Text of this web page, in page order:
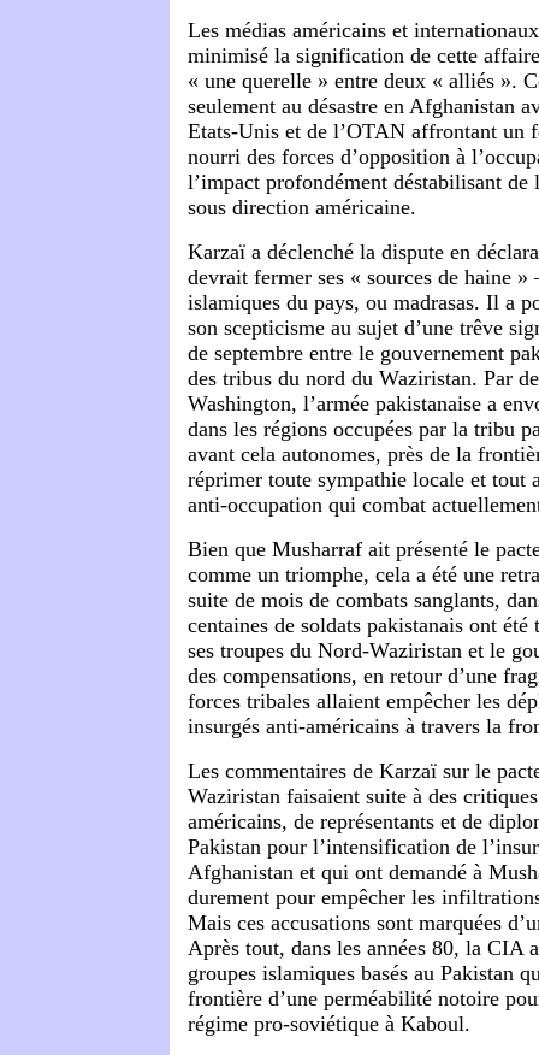
Les médias américains et
minimisé la signification de cette
« une querelle » entre deux « alliés ».
seulement au désastre en Afghanistan
Etats-Unis et de l’OTAN affrontant un
nourri des forces d’opposition à
l’impact profondément déstabilisant de
sous direction américaine.
Karzaï a déclenché la dispute en
devrait fermer ses « sources de haine »
islamiques du pays, ou madrasas. Il a
son scepticisme au sujet d’une trêve
de septembre entre le gouvernement
des tribus du nord du Waziristan. Par
Washington, l’armée pakistanaise a
dans les régions occupées par la tribu
avant cela autonomes, près de la
réprimer toute sympathie locale et tout
anti-occupation qui combat
Bien que Musharraf ait présenté le
comme un triomphe, cela a été une
suite de mois de combats sanglants,
centaines de soldats pakistanais ont été
ses troupes du Nord-Waziristan et le
des compensations, en retour d’une
forces tribales allaient empêcher les
insurgés anti-américains à travers la
Les commentaires de Karzaï sur le
Waziristan faisaient suite à des
américains, de représentants et de
Pakistan pour l’intensification de
Afghanistan et qui ont demandé à
durement pour empêcher les
Mais ces accusations sont marquées
Après tout, dans les années 80, la CIA
groupes islamiques basés au Pakistan
frontière d’une perméabilité notoire
régime pro-soviétique à Kaboul.